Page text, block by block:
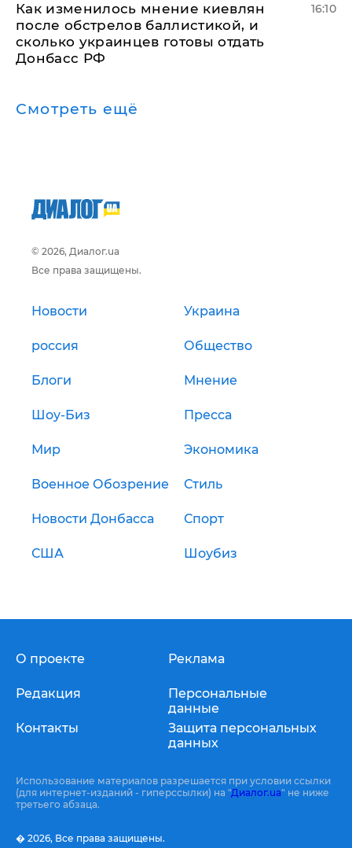
Как изменилось мнение киевлян
после обстрелов баллистикой, и
сколько украинцев готовы отдать
Донбасс РФ
16:10
Смотреть ещё
© 2026, Диалог.ua
Все права защищены.
Новости Украина
россия Общество
Блоги Мнение
Шоу-Биз Пресса
Мир Экономика
Военное Обозрение Стиль
Новости Донбасса Спорт
США Шоубиз
О проекте
Редакция
Контакты
Реклама
Персональные
данные
Защита персональных
данных
Использование материалов разрешается при условии ссылки
(для интернет-изданий - гиперссылки) на "Диалог.ua" не ниже
третьего абзаца.
� 2026, Все права защищены.